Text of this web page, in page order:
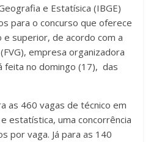
e Estatísica (IBGE)
para o concurso que oferece
superior, de acordo com a
empresa organizadora
feita no domingo (17), das
as 460 vagas de técnico em
estatística, uma concorrência
por vaga. Já para as 140